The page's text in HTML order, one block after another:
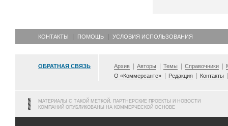
КОНТАКТЫ ПОМОЩЬ УСЛОВИЯ ИСПОЛЬЗОВАНИЯ
ОБРАТНАЯ СВЯЗЬ Архив Авторы Темы Справочники
О «Коммерсанте»
Редакция Контакты
МАТЕРИАЛЫ С ТАКОЙ МЕТКОЙ, ПАРТНЕРСКИЕ ПРОЕКТЫ И НОВОСТИ
КОМПАНИЙ ОПУБЛИКОВАНЫ НА КОММЕРЧЕСКОЙ ОСНОВЕ